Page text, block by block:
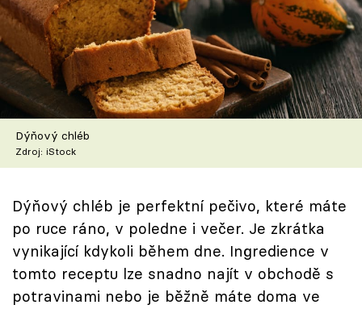
Škola vaření
Recepty z TV
Speciál: Cuketa
Těhotnej kuchař
Přihlášení
Dýňový chléb
Zdroj: iStock
Dýňový chléb je perfektní pečivo, které máte
po ruce ráno, v poledne i večer. Je zkrátka
vynikající kdykoli během dne. Ingredience v
tomto receptu lze snadno najít v obchodě s
potravinami nebo je běžně máte doma ve